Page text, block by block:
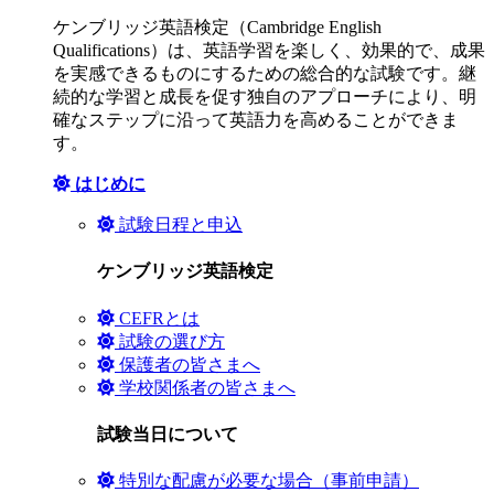
ケンブリッジ英語検定（Cambridge English
Qualifications）は、英語学習を楽しく、効果的で、成果
を実感できるものにするための総合的な試験です。継
続的な学習と成長を促す独自のアプローチにより、明
確なステップに沿って英語力を高めることができま
す。
はじめに
試験日程と申込
ケンブリッジ英語検定
CEFRとは
試験の選び方
保護者の皆さまへ
学校関係者の皆さまへ
試験当日について
特別な配慮が必要な場合（事前申請）